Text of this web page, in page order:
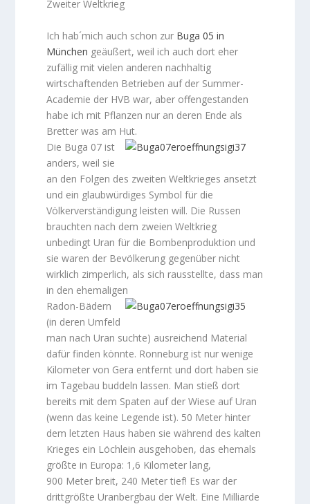
Zweiter Weltkrieg
Ich hab´mich auch schon zur Buga 05 in
München geäußert, weil ich auch dort eher
zufällig mit vielen anderen nachhaltig
wirtschaftenden Betrieben auf der Summer-
Academie der HVB war, aber offengestanden
habe ich mit Pflanzen nur an deren Ende als
Bretter was am Hut.
Die Buga 07 ist
anders, weil sie
an den Folgen des zweiten Weltkrieges ansetzt
und ein glaubwürdiges Symbol für die
Völkerverständigung leisten will. Die Russen
brauchten nach dem zweien Weltkrieg
unbedingt Uran für die Bombenproduktion und
sie waren der Bevölkerung gegenüber nicht
wirklich zimperlich, als sich rausstellte, dass man
in den ehemaligen
Radon-Bädern
(in deren Umfeld
man nach Uran suchte) ausreichend Material
dafür finden könnte. Ronneburg ist nur wenige
Kilometer von Gera entfernt und dort haben sie
im Tagebau buddeln lassen. Man stieß dort
bereits mit dem Spaten auf der Wiese auf Uran
(wenn das keine Legende ist). 50 Meter hinter
dem letzten Haus haben sie während des kalten
Krieges ein Löchlein ausgehoben, das ehemals
größte in Europa: 1,6 Kilometer lang,
900 Meter breit, 240 Meter tief! Es war der
drittgrößte Uranbergbau der Welt. Eine Milliarde